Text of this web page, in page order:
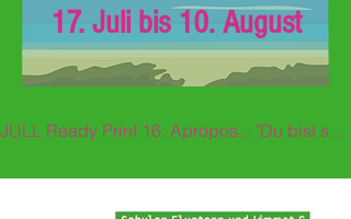
17. Juli bis 10. August
JULL Ready Print 16: Apropos... "Du bist schuld!"